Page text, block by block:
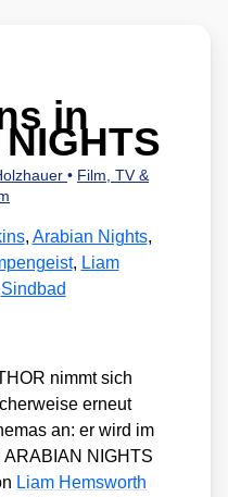
in
• Film, TV &
, Arabian Nights,
, Liam
Sindbad
nimmt sich
erneut
an: er wird im
NIGHTS
Liam Hems­worth